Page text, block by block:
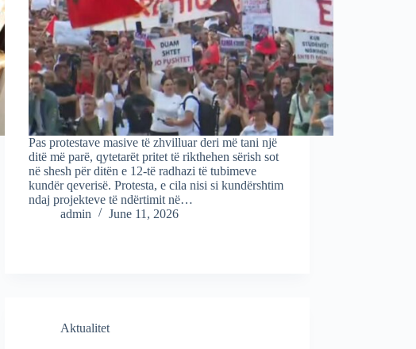
Pas protestave masive të zhvilluar deri më tani një
ditë më parë, qytetarët pritet të rikthehen sërish sot
në shesh për ditën e 12-të radhazi të tubimeve
kundër qeverisë. Protesta, e cila nisi si kundërshtim
ndaj projekteve të ndërtimit në…
admin
June 11, 2026
Aktualitet